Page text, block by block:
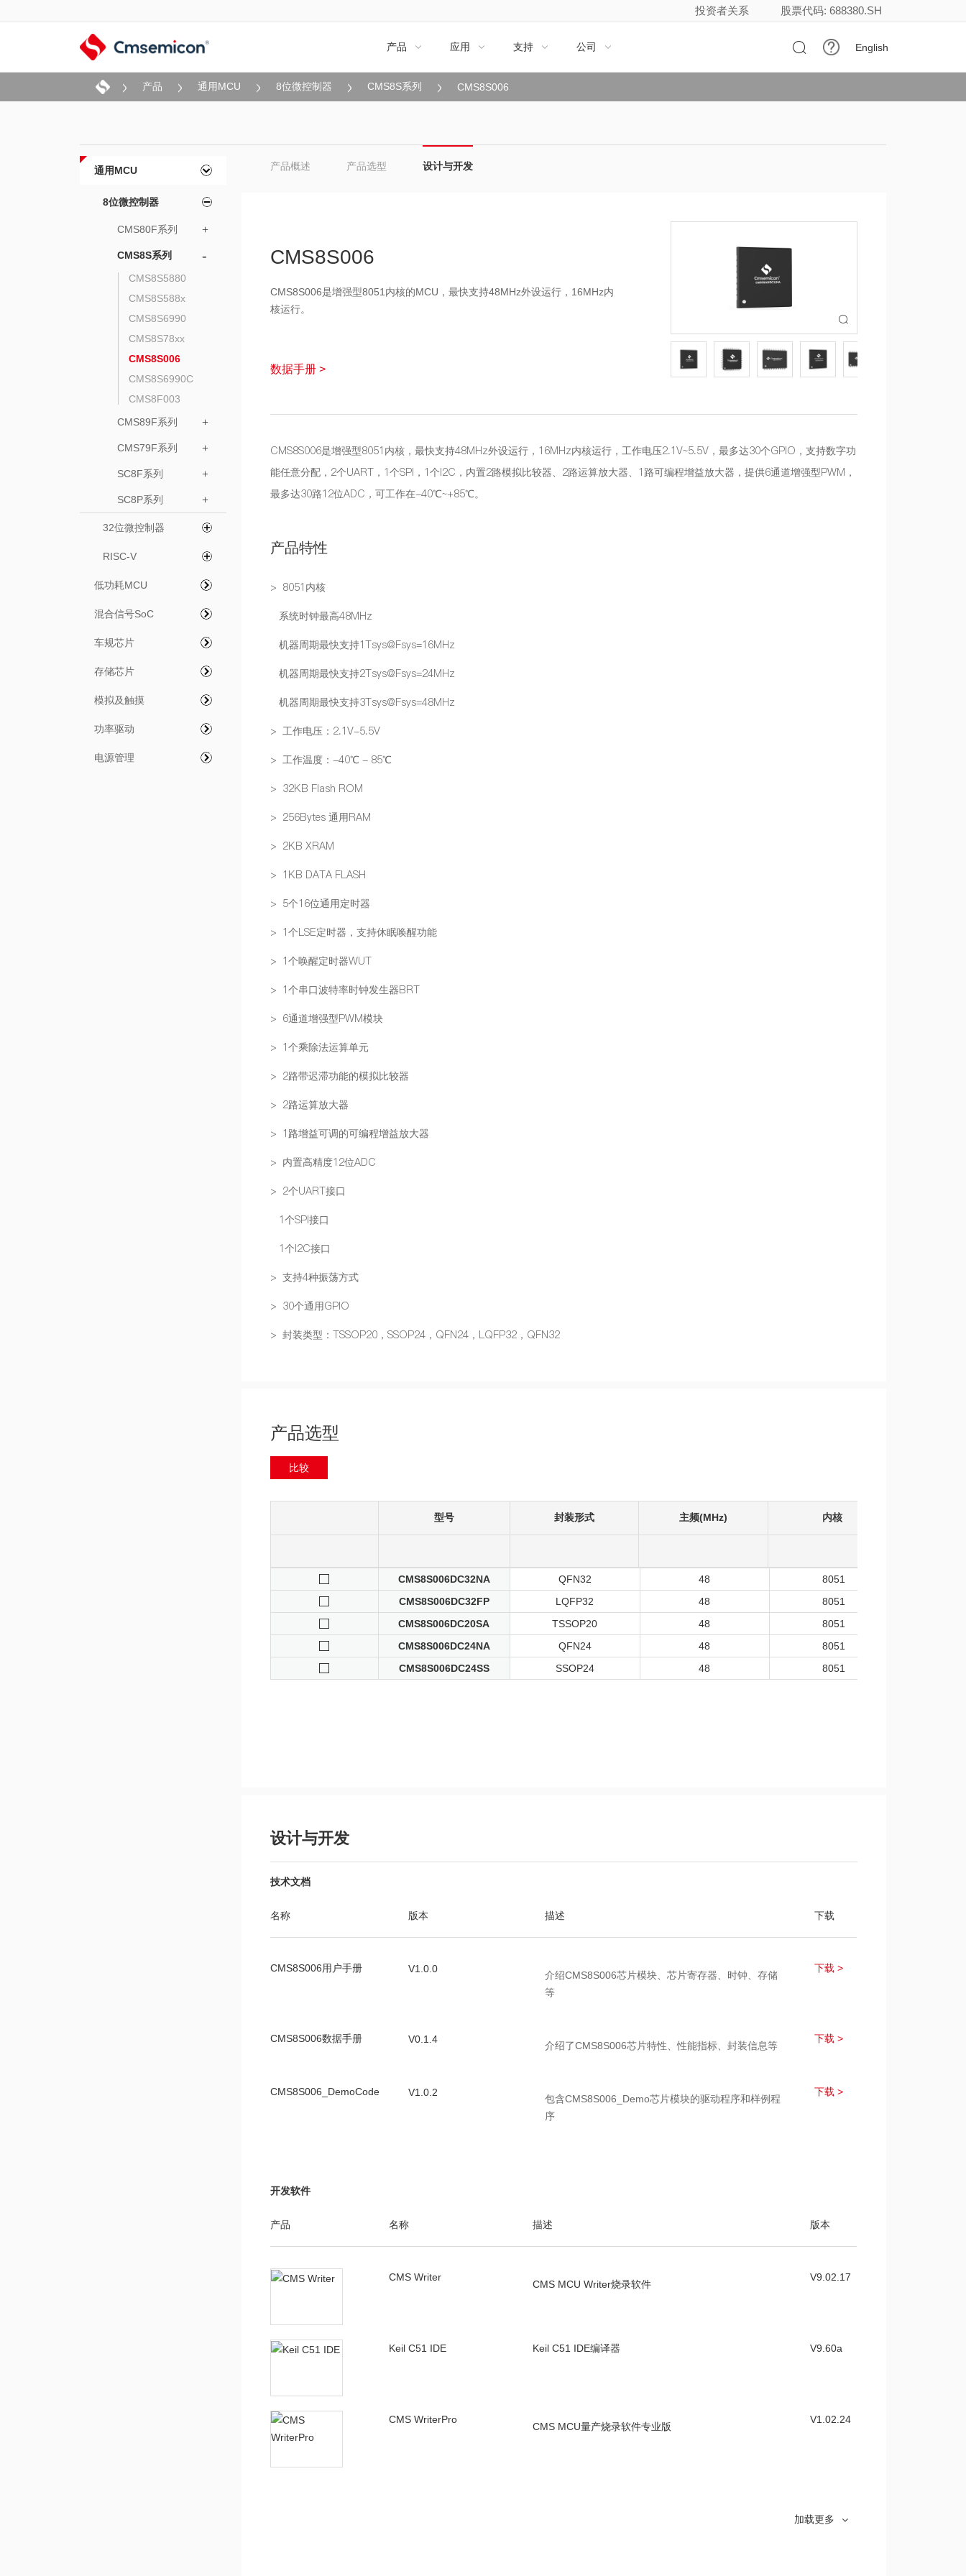
投资者关系 股票代码: 688380.SH
产品  应用  支持  公司   English
产品 通用MCU 8位微控制器 CMS8S系列 CMS8S006
通用MCU
8位微控制器
CMS80F系列 +
CMS8S系列 -
CMS8S5880
CMS8S588x
CMS8S6990
CMS8S78xx
CMS8S006
CMS8S6990C
CMS8F003
CMS89F系列
+
CMS79F系列 +
SC8F系列 +
SC8P系列 +
32位微控制器
RISC-V
低功耗MCU
混合信号SoC
车规芯片
存储芯片
模拟及触摸
功率驱动
电源管理
产品概述 产品选型 设计与开发
CMS8S006
CMS8S006是增强型8051内核的MCU，最快支持48MHz外设运行，16MHz内
核运行。
数据手册 >

CMS8S006是增强型8051内核，最快支持48MHz外设运行，16MHz内核运行，工作电压2.1V~5.5V，最多达30个GPIO，支持数字功
能任意分配，2个UART，1个SPI，1个I2C，内置2路模拟比较器、2路运算放大器、1路可编程增益放大器，提供6通道增强型PWM，
最多达30路12位ADC，可工作在-40℃~+85℃。
产品特性
> 8051内核
系统时钟最高48MHz
机器周期最快支持1Tsys@Fsys=16MHz
机器周期最快支持2Tsys@Fsys=24MHz
机器周期最快支持3Tsys@Fsys=48MHz
> 工作电压：2.1V-5.5V
> 工作温度：-40℃ - 85℃
> 32KB Flash ROM
> 256Bytes 通用RAM
> 2KB XRAM
> 1KB DATA FLASH
> 5个16位通用定时器
> 1个LSE定时器，支持休眠唤醒功能
> 1个唤醒定时器WUT
> 1个串口波特率时钟发生器BRT
> 6通道增强型PWM模块
> 1个乘除法运算单元
> 2路带迟滞功能的模拟比较器
> 2路运算放大器
> 1路增益可调的可编程增益放大器
> 内置高精度12位ADC
> 2个UART接口
1个SPI接口
1个I2C接口
> 支持4种振荡方式
> 30个通用GPIO
> 封装类型：TSSOP20，SSOP24，QFN24，LQFP32，QFN32
产品选型
比较
型号 封装形式 主频(MHz) 内核
CMS8S006DC32NA QFN32 48 8051
CMS8S006DC32FP
LQFP32 48 8051
CMS8S006DC20SA
TSSOP20 48 8051
CMS8S006DC24NA
QFN24 48 8051
CMS8S006DC24SS
SSOP24 48 8051
设计与开发
技术文档
名称 版本 描述 下载
CMS8S006用户手册 V1.0.0
介绍CMS8S006芯片模块、芯片寄存器、时钟、存储
等
下载 >
CMS8S006数据手册 V0.1.4
介绍了CMS8S006芯片特性、性能指标、封装信息等
下载 >
CMS8S006_DemoCode V1.0.2
包含CMS8S006_Demo芯片模块的驱动程序和样例程
序
下载 >
开发软件
产品 名称 描述 版本
CMS Writer
CMS MCU Writer烧录软件
V9.02.17
Keil C51 IDE Keil C51 IDE编译器 V9.60a
CMS WriterPro
CMS MCU量产烧录软件专业版
V1.02.24
加载更多